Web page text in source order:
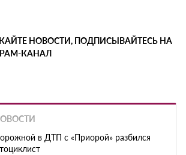
НОВОСТИ, ПОДПИСЫВАЙТЕСЬ НА
КАНАЛ
в ДТП с «Приорой» разбился